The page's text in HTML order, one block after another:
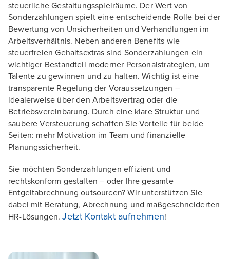
steuerliche Gestaltungsspielräume. Der Wert von
Sonderzahlungen spielt eine entscheidende Rolle bei der
Bewertung von Unsicherheiten und Verhandlungen im
Arbeitsverhältnis. Neben anderen Benefits wie
steuerfreien Gehaltsextras sind Sonderzahlungen ein
wichtiger Bestandteil moderner Personalstrategien, um
Talente zu gewinnen und zu halten. Wichtig ist eine
transparente Regelung der Voraussetzungen –
idealerweise über den Arbeitsvertrag oder die
Betriebsvereinbarung. Durch eine klare Struktur und
saubere Versteuerung schaffen Sie Vorteile für beide
Seiten: mehr Motivation im Team und finanzielle
Planungssicherheit.
Sie möchten Sonderzahlungen effizient und
rechtskonform gestalten – oder Ihre gesamte
Entgeltabrechnung outsourcen? Wir unterstützen Sie
dabei mit Beratung, Abrechnung und maßgeschneiderten
HR-Lösungen.Jetzt Kontakt aufnehmen!